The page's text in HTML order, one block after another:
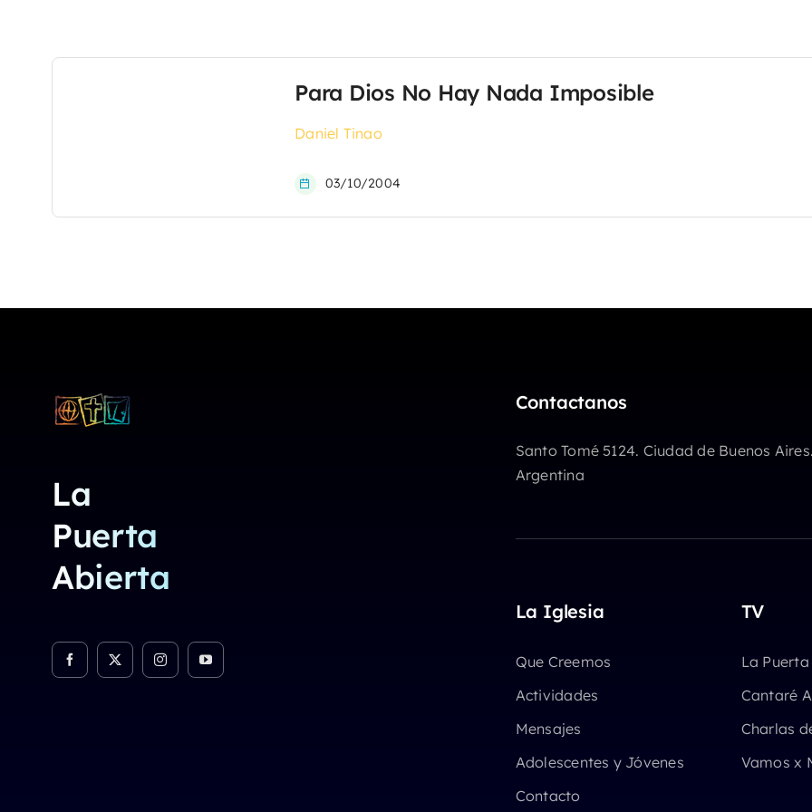
Para Dios No Hay Nada Imposible
Daniel Tinao
03/10/2004
La
Puerta
Abierta
Contactanos
Santo Tomé 5124. Ciudad de Buenos Aires.
Argentina
La Iglesia
Que Creemos
Actividades
Mensajes
Adolescentes y Jóvenes
Contacto
TV
La
Cantaré
Charlas
Vamos x